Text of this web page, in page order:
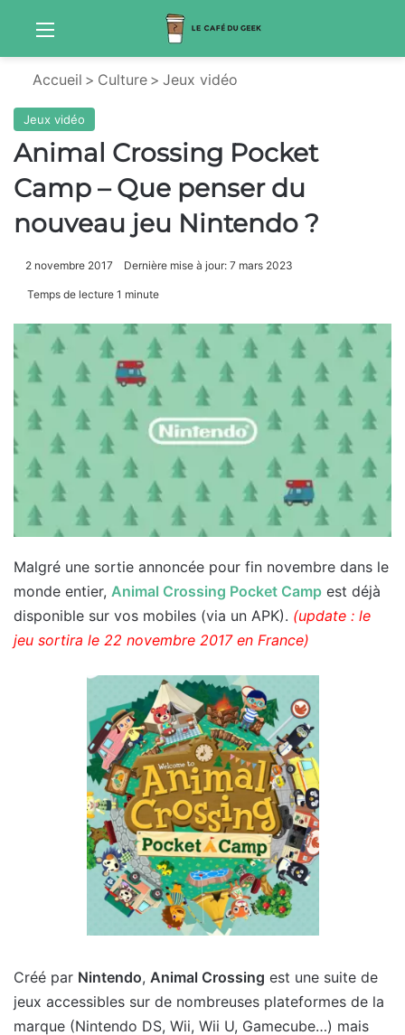
Accueil > Culture > Jeux vidéo
Jeux vidéo
Animal Crossing Pocket
Camp – Que penser du
nouveau jeu Nintendo ?
2 novembre 2017 Dernière mise à jour: 7 mars 2023
Temps de lecture 1 minute
Malgré une sortie annoncée pour fin novembre dans le
monde entier, Animal Crossing Pocket Camp est déjà
disponible sur vos mobiles (via un APK). (update : le
jeu sortira le 22 novembre 2017 en France)
Créé par Nintendo, Animal Crossing est une suite de
jeux accessibles sur de nombreuses plateformes de la
marque (Nintendo DS, Wii, Wii U, Gamecube…) mais